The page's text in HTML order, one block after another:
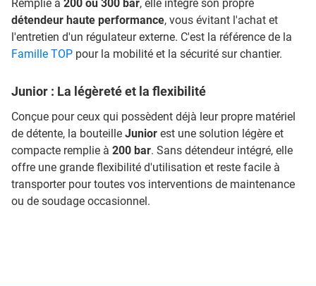
Remplie à 200 ou 300 bar, elle intègre son propre
détendeur haute performance, vous évitant l'achat et
l'entretien d'un régulateur externe. C'est la référence de la
Famille TOP pour la mobilité et la sécurité sur chantier.
Junior : La légèreté et la flexibilité
Conçue pour ceux qui possèdent déjà leur propre matériel
de détente, la bouteille Junior est une solution légère et
compacte remplie à 200 bar. Sans détendeur intégré, elle
offre une grande flexibilité d'utilisation et reste facile à
transporter pour toutes vos interventions de maintenance
ou de soudage occasionnel.